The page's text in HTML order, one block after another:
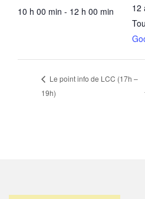
10 h 00 min - 12 h 00 min
12
Le point info de LCC (17h –
19h)